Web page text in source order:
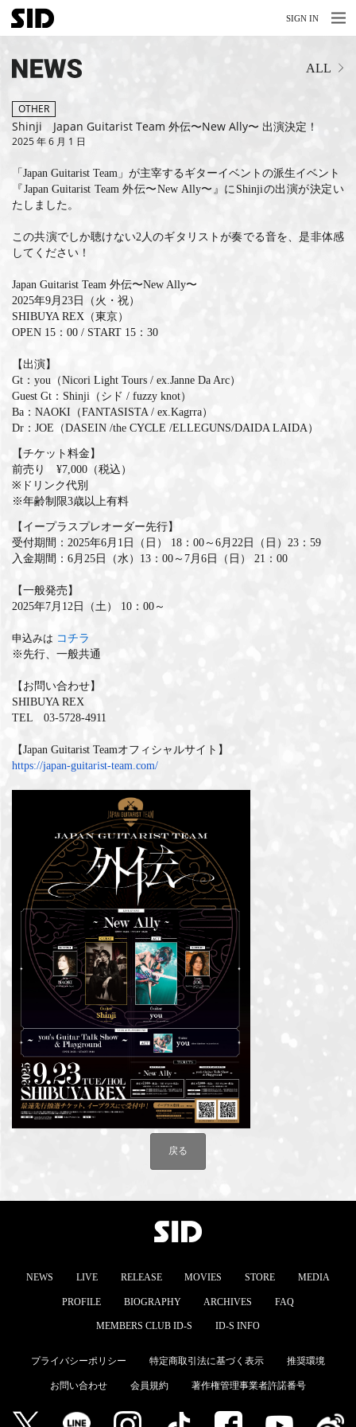
SIGN IN
NEWS
STORE
PROFILE
MEMBERS CLUB ID-S
ID-S INFO
ALL
OTHER
Shinji Japan Guitarist Team 外伝〜New Ally〜 出演決定！
2025 年 6 月 1 日
「Japan Guitarist Team」が主宰するギターイベントの派生イベント
『Japan Guitarist Team 外伝〜New Ally〜』にShinjiの出演が決定い
たしました。
この共演でしか聴けない2人のギタリストが奏でる音を、是非体感
してください！
Japan Guitarist Team 外伝〜New Ally〜
2025年9月23日
（ 火・祝）
SHIBUYA REX （東京）
OPEN 15：00 / START 15 ： 30
【出演】
Gt：you （Nicori Light Tours / ex.Janne Da Arc）
Guest Gt：Shinji （ シド / fuzzy knot）
Ba：NAOKI（FANTASISTA / ex.Kagrra）
Dr：JOE（DASEIN /the CYCLE /ELLEGUNS/DAIDA LAIDA）
【チケット料金】
前売り ¥7,000 （税込 ）
※ ドリンク代別
※年齢制限3歳以上有料
【イープラスプレオーダー先行】
受付期間：2025年6月1日
（ 日 ） 18：00 ～6月22日 （ 日 ） 23 ： 59
入金期間：6 月25日 （水）13：00 ～7 月6日 （ 日） 21：00
【一般発売】
2025年7月12日（土） 10：00～
申込みは コチラ
※先行、一般共通
【お問い合わせ】
SHIBUYA REX
TEL 03-5728-4911
【Japan Guitarist Teamオフィシャルサイト】
https://japan-guitarist-team. com/
戻る
NEWS LIVE RELEASE MOVIES STORE MEDIA
PROFILE BIOGRAPHY ARCHIVES FAQ
MEMBERS CLUB ID-S ID-S INFO
プライバシーポリシー 特定商取引法に基づく表示 推奨環境
お問い合わせ 会員規約 著作権管理事業者許諾番号